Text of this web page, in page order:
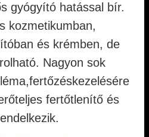
gyógyító hatással bír.
kozmetikumban,
és krémben, de
Nagyon sok
fertőtlenítő és